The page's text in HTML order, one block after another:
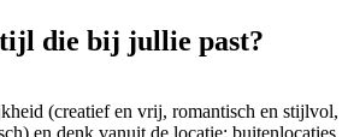
die bij jullie past?
(creatief en vrij, romantisch en stijlvol,